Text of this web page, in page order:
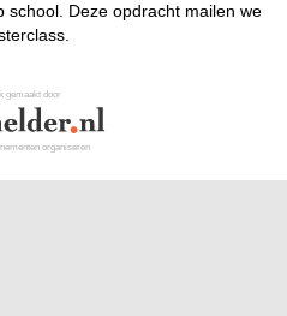
school. Deze opdracht mailen we
gemaakt door
organiseren